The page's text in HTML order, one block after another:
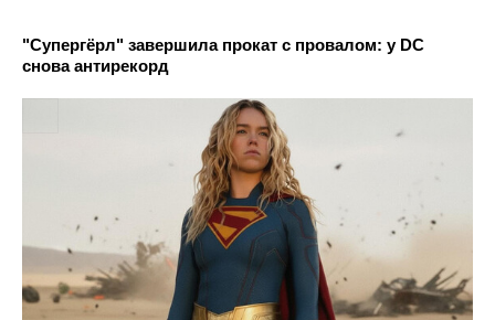
"Супергёрл" завершила прокат с провалом: у DC
снова антирекорд